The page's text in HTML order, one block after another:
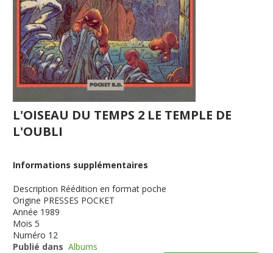
L'OISEAU DU TEMPS 2 LE TEMPLE DE
L'OUBLI
Informations supplémentaires
Description Réédition en format poche
Origine PRESSES POCKET
Année 1989
Mois 5
Numéro 12
Publié dans Albums